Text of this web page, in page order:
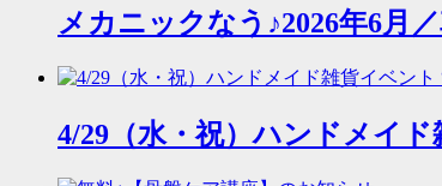
メカニックなう♪2026年6月
4/29（水・祝）ハンドメイ